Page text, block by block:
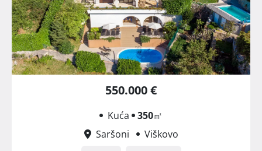
550.000 €
Kuća 350㎡
Saršoni
Viškovo